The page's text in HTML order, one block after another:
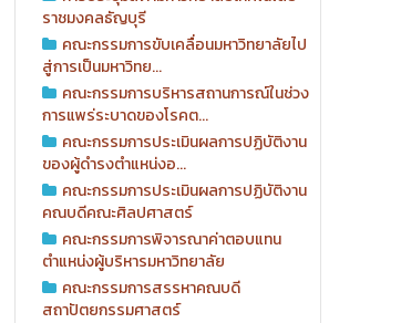
ราชมงคลธัญบุรี
คณะกรรมการขับเคลื่อนมหาวิทยาลัยไป
สู่การเป็นมหาวิทย...
คณะกรรมการบริหารสถานการณ์ในช่วง
การแพร่ระบาดของโรคต...
คณะกรรมการประเมินผลการปฏิบัติงาน
ของผู้ดำรงตำแหน่งอ...
คณะกรรมการประเมินผลการปฏิบัติงาน
คณบดีคณะศิลปศาสตร์
คณะกรรมการพิจารณาค่าตอบแทน
ตำแหน่งผู้บริหารมหาวิทยาลัย
คณะกรรมการสรรหาคณบดี
สถาปัตยกรรมศาสตร์